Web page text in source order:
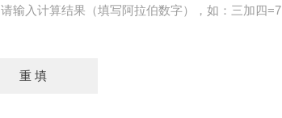
请输入计算结果（填写阿拉伯数字），如：三加四=7